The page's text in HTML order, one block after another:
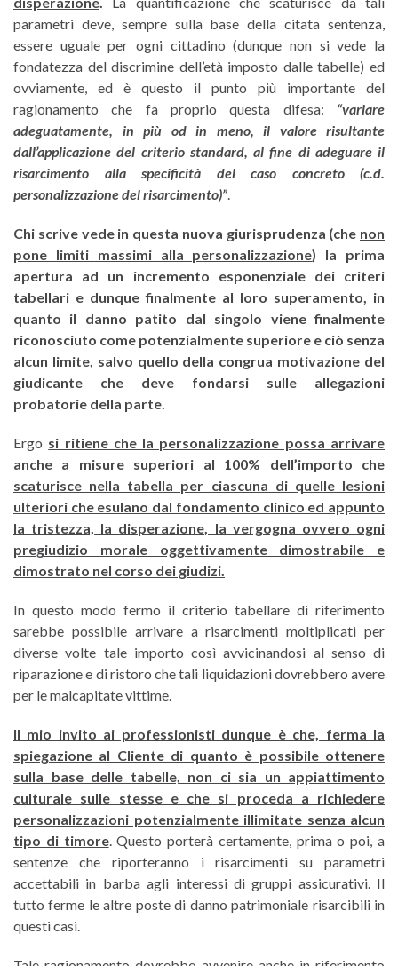
parametri deve, sempre sulla base della citata sentenza,
essere uguale per ogni cittadino (dunque non si vede la
fondatezza del discrimine dell’età imposto dalle tabelle) ed
ovviamente, ed è questo il punto più importante del
ragionamento che fa proprio questa difesa: “variare
adeguatamente, in più od in meno, il valore risultante
dall’applicazione del criterio standard, al fine di adeguare il
risarcimento alla specificità del caso concreto
(c.d.
personalizzazione del risarcimento)”.
Chi scrive vede in questa nuova giurisprudenza (che non
pone limiti massimi alla personalizzazione) la prima
apertura ad un incremento esponenziale dei criteri
tabellari e dunque finalmente al loro superamento, in
quanto il danno patito dal singolo viene finalmente
riconosciuto come potenzialmente superiore e ciò senza
alcun limite, salvo quello della congrua motivazione del
giudicante che deve fondarsi sulle allegazioni
probatorie della parte.
Ergo si ritiene che la personalizzazione possa arrivare
anche a misure superiori al 100% dell’importo che
scaturisce nella tabella per ciascuna di quelle lesioni
ulteriori che esulano dal fondamento clinico ed appunto
la tristezza, la disperazione, la vergogna ovvero ogni
pregiudizio morale oggettivamente dimostrabile e
dimostrato nel corso dei giudizi.
In questo modo fermo il criterio tabellare di riferimento
sarebbe possibile arrivare a risarcimenti moltiplicati per
diverse volte tale importo così avvicinandosi al senso di
riparazione e di ristoro che tali liquidazioni dovrebbero avere
per le malcapitate vittime.
Il mio invito ai professionisti dunque è che, ferma la
spiegazione al Cliente di quanto è possibile ottenere
sulla base delle tabelle, non ci sia un appiattimento
culturale sulle stesse e che si proceda a richiedere
personalizzazioni potenzialmente illimitate senza alcun
tipo di timore. Questo porterà certamente, prima o poi, a
sentenze che riporteranno i risarcimenti su parametri
accettabili in barba agli interessi di gruppi assicurativi. Il
tutto ferme le altre poste di danno patrimoniale risarcibili in
questi casi.